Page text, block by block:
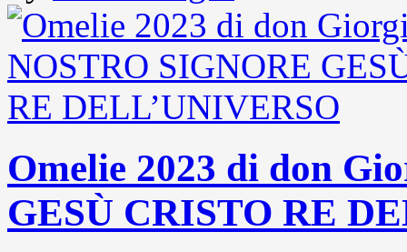
Omelie 2023 di don
GESÙ CRISTO RE